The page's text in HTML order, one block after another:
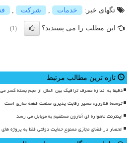
تگهای خبر:
خدمات شركت
این مطلب را می پسندید؟ (1)
تازه ترین مطالب مرتبط
دقیقا به اندازه مصرف ترافیک بین الملل از حجم بسته کسر
توسعه فناوری، مسیر رقابت پذیری صنعت قطعه سازی است
اینترنت ماهواره ای آمازون مستقیم به موبایل می رسد
انحصار در فضای مجازی ممنوع حمایت دولتی فقط به پروژه